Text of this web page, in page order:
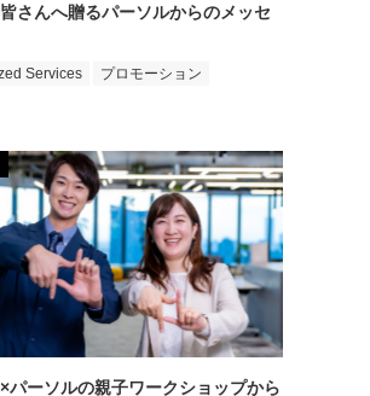
さんへ贈るパーソルからのメッセ
Services プロモーション
パーソルの親子ワークショップから